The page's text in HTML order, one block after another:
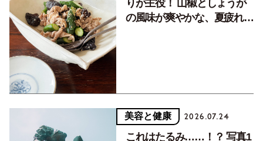
りが主役！ 山椒としょうが
の風味が爽やかな、夏疲れを
美容と健康 2026.07.24
これはたるみ……！？ 写真1